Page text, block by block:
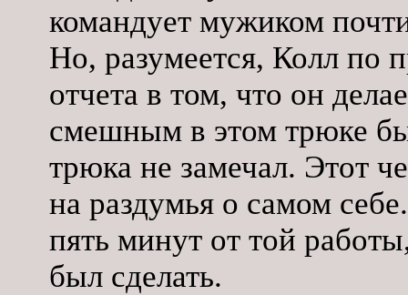
командует мужиком
Но, разумеется, Колл по
отчета в том, что он
смешным в этом трюке
трюка не замечал. Этот
на раздумья о самом
пять минут от той
был сделать.